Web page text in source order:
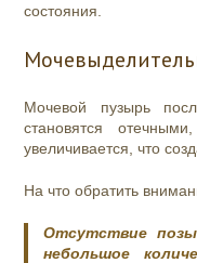
состояния.
Мочевой пузырь
становятся
увеличивается, что
На что обратить
Отсутствие
небольшое